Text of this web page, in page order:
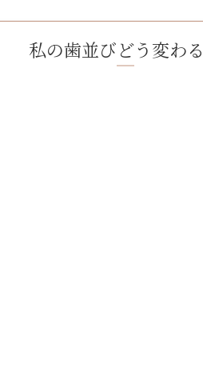
私の歯並びどう変わ